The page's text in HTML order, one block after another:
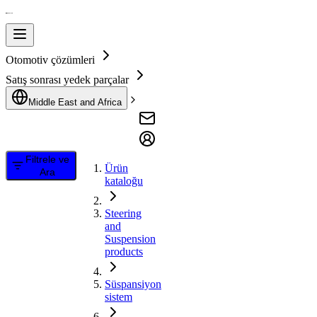
Otomotiv çözümleri
Satış sonrası yedek parçalar
Middle East and Africa
Filtrele ve
Ara
Ürün
kataloğu
Steering
and
Suspension
products
Süspansiyon
sistem